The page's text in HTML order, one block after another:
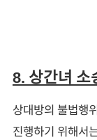
8. 상간녀 소
상대방의 불법행
진행하기 위해서